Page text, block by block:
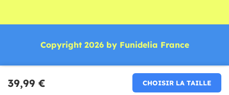
39,99 € CHOISIR LA TAILLE
Copyright 2026 by Funidelia France